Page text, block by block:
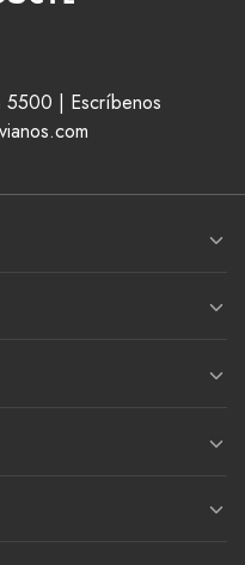
5500 | Escríbenos